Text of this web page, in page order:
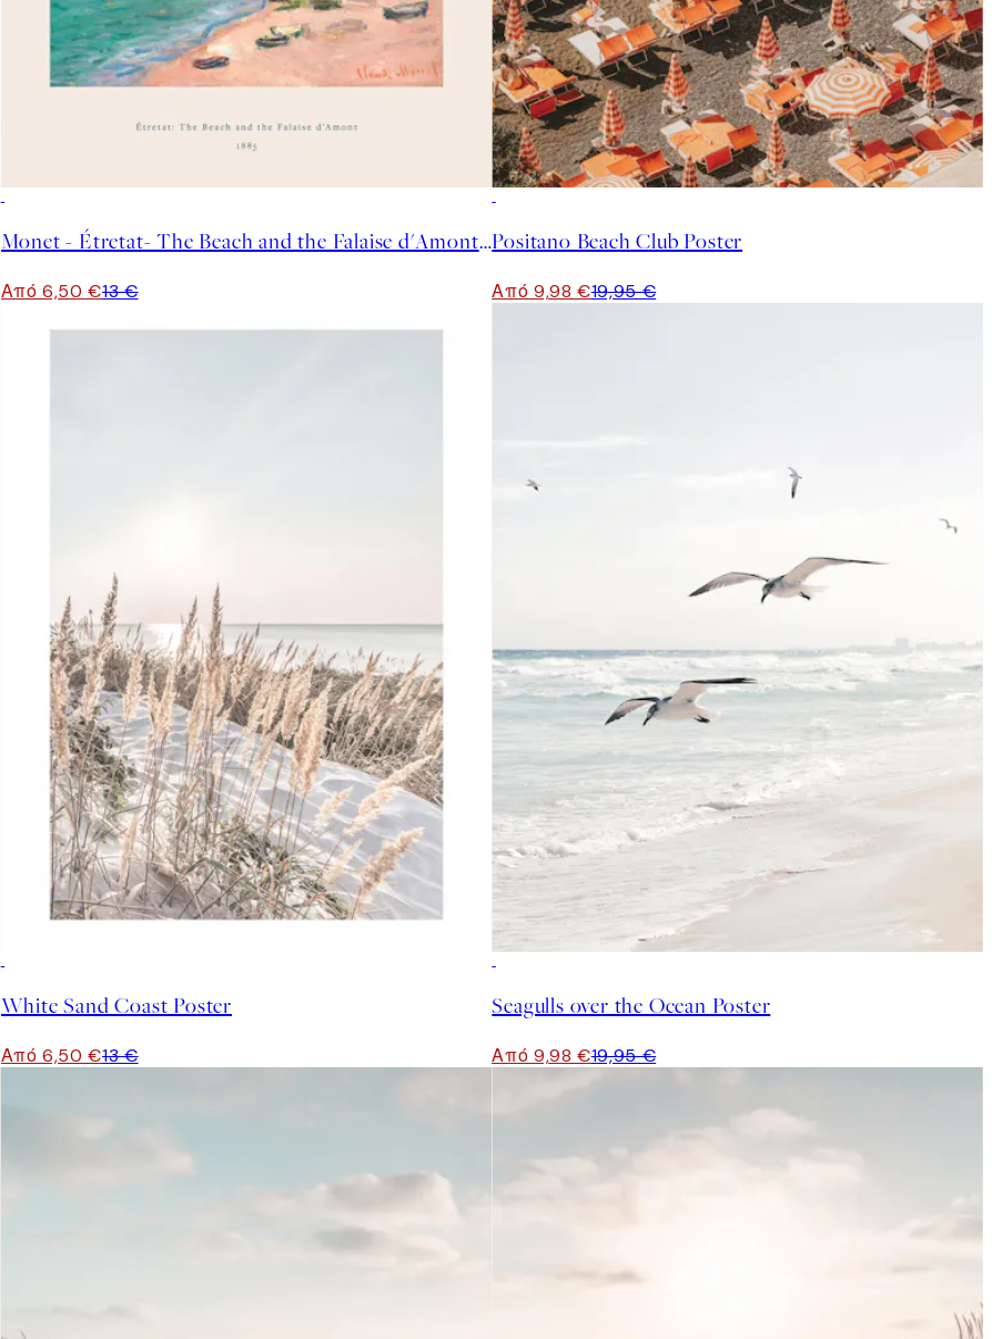
Monet - Étretat- The Beach and the Falaise d'Amont Poster
Από 6,50 €13 €
Positano Beach Club Poster
Από 9,98 €19,95 €
White Sand Coast Poster
Από 6,50 €13 €
Seagulls over the Ocean Poster
Από 9,98 €19,95 €